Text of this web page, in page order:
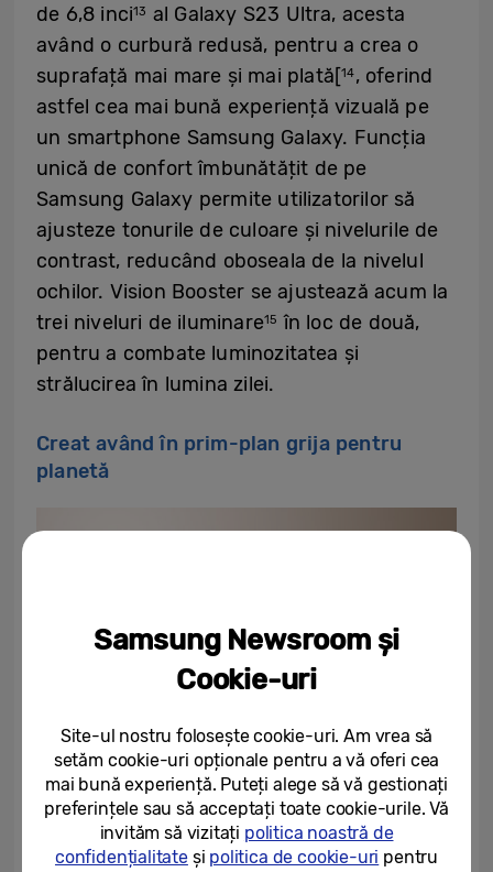
de 6,8 inci13 al Galaxy S23 Ultra, acesta
având o curbură redusă, pentru a crea o
suprafață mai mare și mai plată[14, oferind
astfel cea mai bună experiență vizuală pe
un smartphone Samsung Galaxy. Funcția
unică de confort îmbunătățit de pe
Samsung Galaxy permite utilizatorilor să
ajusteze tonurile de culoare și nivelurile de
contrast, reducând oboseala de la nivelul
ochilor. Vision Booster se ajustează acum la
trei niveluri de iluminare15 în loc de două,
pentru a combate luminozitatea și
strălucirea în lumina zilei.
Creat având în prim-plan grija pentru
planetă
Samsung Newsroom și
Cookie-uri
Site-ul nostru folosește cookie-uri. Am vrea să
setăm cookie-uri opționale pentru a vă oferi cea
mai bună experiență. Puteți alege să vă gestionați
preferințele sau să acceptați toate cookie-urile. Vă
invităm să vizitați politica noastră de
confidențialitateși politica de cookie-uri pentru